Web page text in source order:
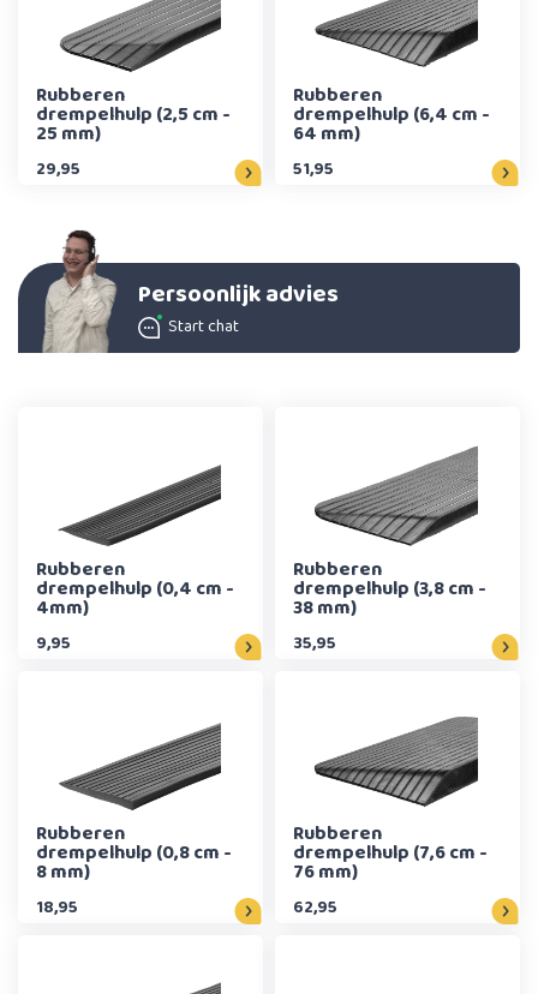
Rubberen
drempelhulp (2,5 cm -
25 mm)
29,95
Rubberen
drempelhulp (6,4 cm -
64 mm)
51,95
Persoonlijk advies
Start chat
Rubberen
drempelhulp (0,4 cm -
4mm)
9,95
Rubberen
drempelhulp (3,8 cm -
38 mm)
35,95
Rubberen
drempelhulp (0,8 cm -
8 mm)
18,95
Rubberen
drempelhulp (7,6 cm -
76 mm)
62,95